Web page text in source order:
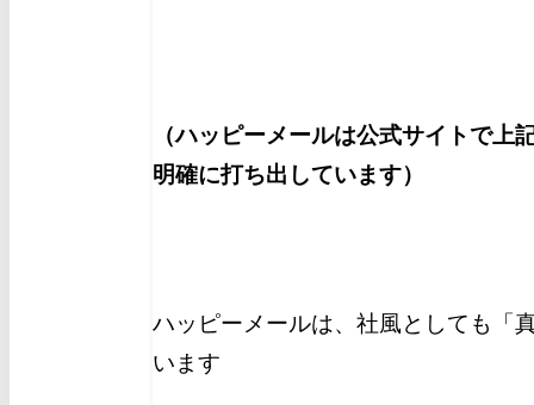
（ハッピーメールは公式サイトで上
明確に打ち出しています）
ハッピーメールは、社風としても「
います